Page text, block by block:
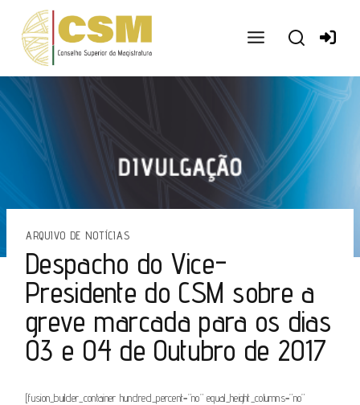
conteúdo
ARQUIVO DE NOTÍCIAS
Despacho do Vice-
Presidente do CSM sobre a
greve marcada para os dias
03 e 04 de Outubro de 2017
[fusion_builder_container hundred_percent=”no” equal_height_columns=”no”